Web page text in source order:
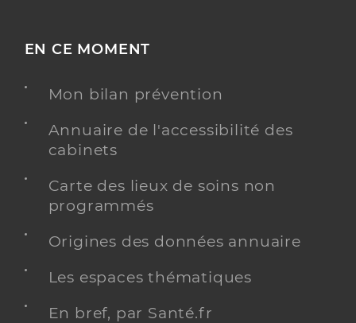
EN CE MOMENT
Mon bilan prévention
Annuaire de l'accessibilité des
cabinets
Carte des lieux de soins non
programmés
Origines des données annuaire
Les espaces thématiques
En bref, par Santé.fr